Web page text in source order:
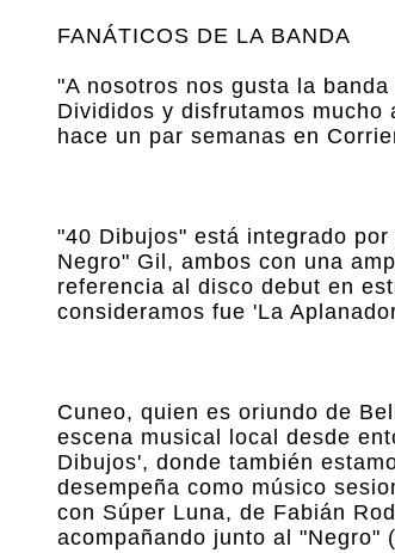
FANÁTICOS DE LA BANDA
"A nosotros nos gusta la
Divididos y disfrutamos
hace un par semanas en
"40 Dibujos" está integrado
Negro" Gil, ambos con una
referencia al disco debut en
consideramos fue 'La
Cuneo, quien es oriundo de
escena musical local desde
Dibujos', donde también
desempeña como músico
con Súper Luna, de Fabián
acompañando junto al "Negro"